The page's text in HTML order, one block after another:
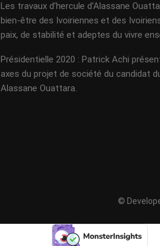
Les travaux d’hercule d’Alassane
bien-être des Ivoiriennes et des
paix, de stabilité et adeptes du vivre
Présidentielle 2020 : Patrick Achi
axes du projet de société du candidat
Alassane Ouattara.
©